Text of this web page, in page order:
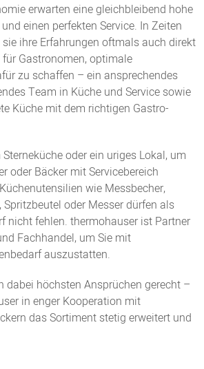
erwarten eine gleichbleibend hohe
einen perfekten Service. In Zeiten
ihre Erfahrungen oftmals auch direkt
Gastronomen, optimale
zu schaffen – ein ansprechendes
Team in Küche und Service sowie
Küche mit dem richtigen Gastro-
oder ein uriges Lokal, um
oder Bäcker mit Servicebereich
wie Messbecher,
oder Messer dürfen als
nicht fehlen. thermohauser ist Partner
Fachhandel, um Sie mit
auszustatten.
dabei höchsten Ansprüchen gerecht –
in enger Kooperation mit
das Sortiment stetig erweitert und